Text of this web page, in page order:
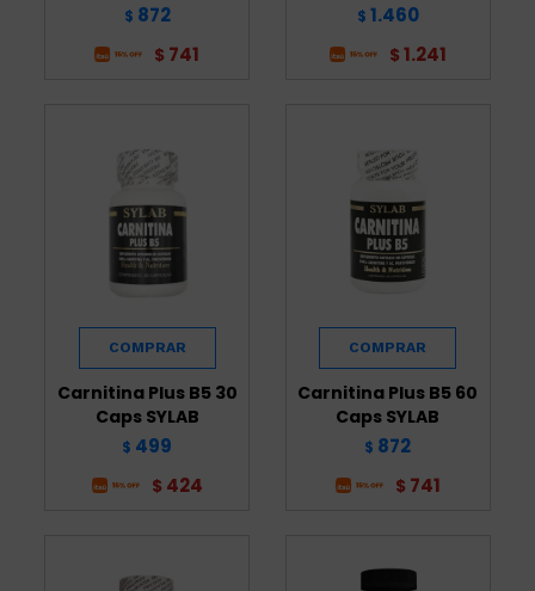
$ 872
$ 741
$ 1.460
$ 1.241
Carnitina Plus B5 30
Caps SYLAB
$ 499
$ 424
Carnitina Plus B5 60
Caps SYLAB
$ 872
$ 741